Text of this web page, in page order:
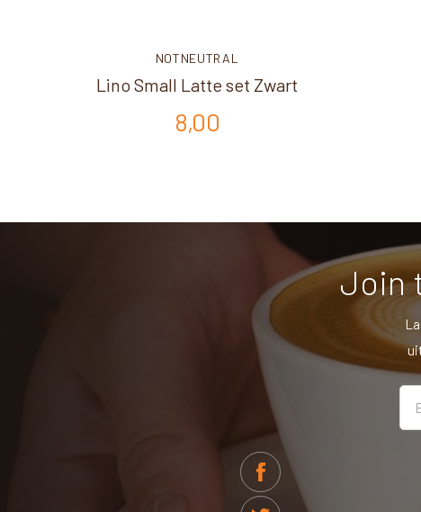
NOTNEUTRAL
Lino Small Latte set Zwart
8,00
Join